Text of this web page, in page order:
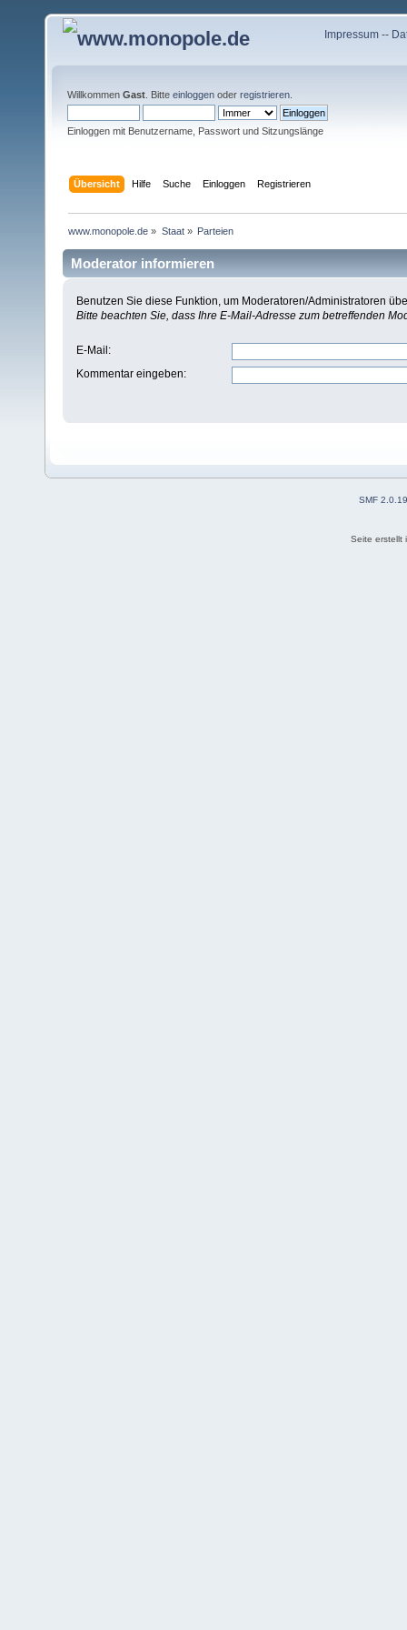
Impressum--
Willkommen Gast . Bitte einloggen oder registrieren
Einloggen mit Benutzername, Passwort und Sitzungslänge
Übersicht Hilfe Suche Einloggen Registrieren
www.monopole.de » Staat» Parteien
Moderator informieren
Benutzen Sie diese Funktion, um Moderatoren/Administratoren
Bitte beachten Sie, dass Ihre E-Mail-Adresse zum betreffenden
E-Mail :
Kommentar eingeben:
SMF 2.0.19
Seite erstellt